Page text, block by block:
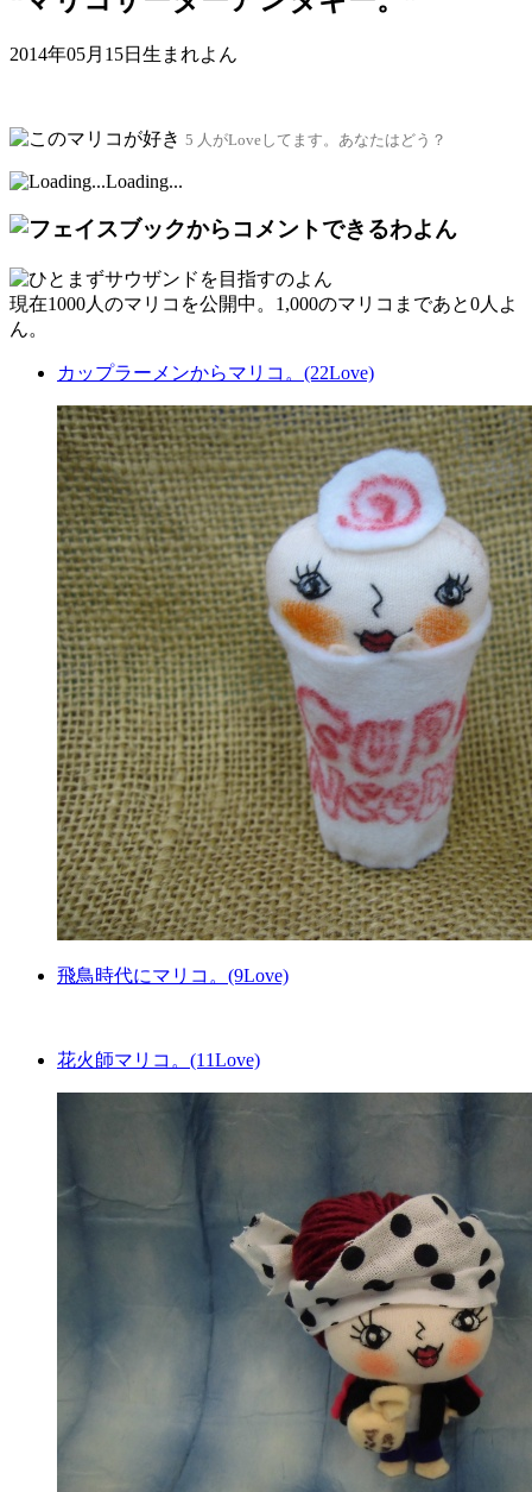
2014年05月15日生まれよん
5 人がLoveしてます。あなたはどう？
Loading...
現在1000人 のマリコを公開中。1,000のマリコまであと0人 よ
ん。
カップラーメンからマリコ。(22Love)
飛鳥時代にマリコ。(9Love)
花火師マリコ。(11Love)